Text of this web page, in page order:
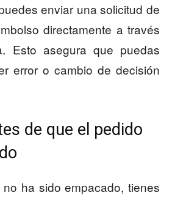
enviar una solicitud de
directamente a través
Esto asegura que puedas
error o cambio de decisión
de que el pedido
ha sido empacado, tienes